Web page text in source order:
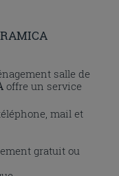
salle de
offre un service
mail et
gratuit ou